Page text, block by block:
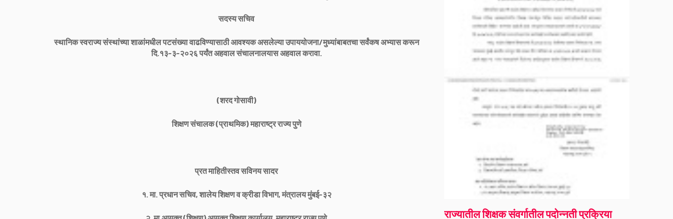
सदस्य सचिव
स्थानिक स्वराज्य संस्थांच्या शाळांमधील पटसंख्या वाढविण्यासाठी आवश्यक असलेल्या उपाययोजना/मुध्यांबाबतचा सर्वंकष अभ्यास करून
दि.१३-३-२०२६ पर्यंत अहवाल संचालनालयास अहवाल करावा.
(शरद गोसावी)
शिक्षण संचालक (प्राथमिक) महाराष्ट्र राज्य पुणे
प्रत माहितीस्तव सविनय सादर
१. मा. प्रधान सचिव, शालेय शिक्षण व क्रीडा विभाग, मंत्रालय मुंबई-३२
राज्यातील शिक्षक संवर्गातील पदोन्नती प्रक्रिया